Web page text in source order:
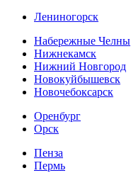
Лениногорск
Набережные Челны
Нижнекамск
Нижний Новгород
Новокуйбышевск
Новочебоксарск
Оренбург
Орск
Пенза
Пермь